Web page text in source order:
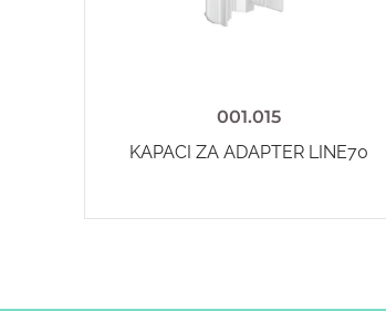
001.015
KAPACI ZA ADAPTER LINE70